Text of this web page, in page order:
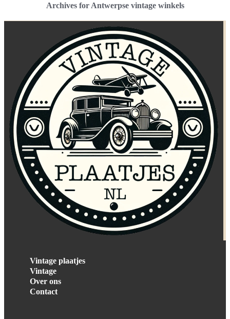
Archives for Antwerpse vintage winkels
Vintage plaatjes
Vintage
Over ons
Contact